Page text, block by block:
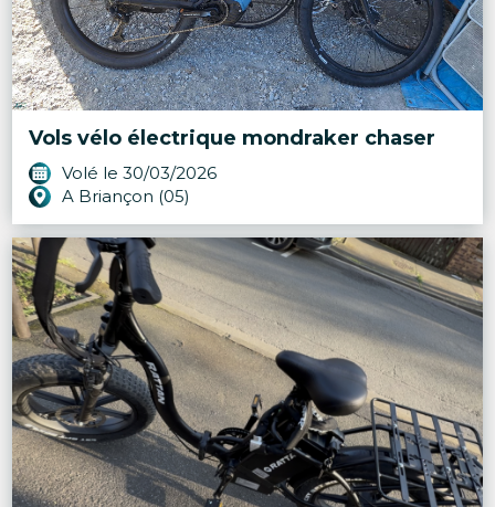
Vols vélo électrique mondraker chaser
Volé le 30/03/2026
A Briançon (05)